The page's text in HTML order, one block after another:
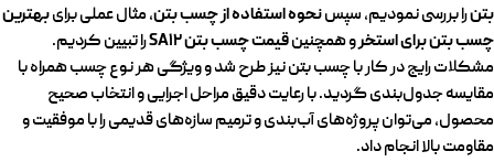
بتنرا بررسی نمودیم، سپسنحوه استفاده از چسب بتن، مثال عملی برایبهترین
چسب بتن برای استخرو همچنینقیمت چسب بتن SA12
را تبیین کردیم.
مشکلات رایج در کار با چسب بتن نیز طرح شد و ویژگی هر نوع چسب همراه با
مقایسه جدول‌بندی گردید. با رعایت دقیق مراحل اجرایی و انتخاب صحیح
محصول، می‌توان پروژه‌های آب‌بندی و ترمیم سازه‌های قدیمی را با موفقیت و
مقاومت بالا انجام داد.